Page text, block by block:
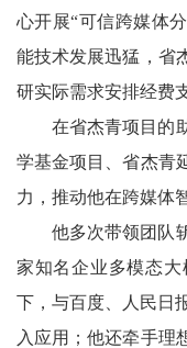
心开展“可信跨媒体
能技术发展迅猛，省
研实际需求安排经费
在省杰青项目的
学基金项目、省杰青
力，推动他在跨媒体
他多次带领团队
家知名企业多模态
下，与百度、人民日
入应用；他还牵手理